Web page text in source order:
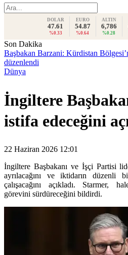
DOLAR
47.61
%0.33
EURO
54.87
%0.64
ALTIN
6,786
%0.28
Son Dakika
Başbakan Barzani: Kürdistan
düzenlendi
Dünya
İngiltere
istifa edeceğini
22 Haziran 2026 12:01
İngiltere Başbakanı ve İşçi Partisi
ayrılacağını ve iktidarın düzenli
çalışacağını açıkladı. Starmer,
görevini sürdüreceğini bildirdi.